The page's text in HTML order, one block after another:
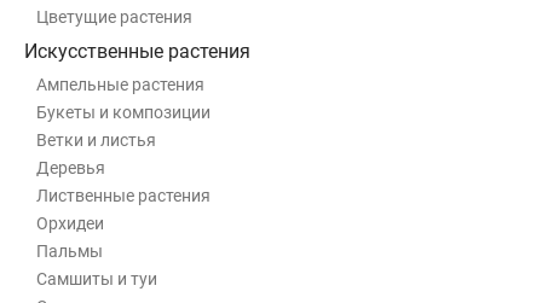
Цветущие растения
Искусственные растения
Ампельные растения
Букеты и композиции
Ветки и листья
Деревья
Лиственные растения
Орхидеи
Пальмы
Самшиты и туи